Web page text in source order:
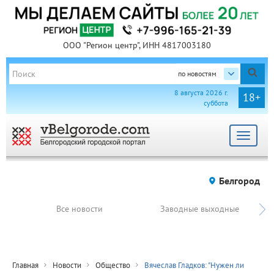
ООО "Регион центр", ИНН 4817003180
по новостям
18+
8 августа 2026 г.
суббота
Toggle
Белгород
Все новости Заводные выходные
Главная Новости Общество
Вячеслав Гладков: "Нужен ли